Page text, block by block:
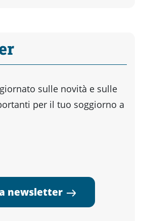
sulle novità e sulle
per il tuo soggiorno a
newsletter